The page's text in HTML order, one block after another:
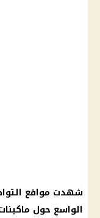
شهدت مواقع
الواسع حول